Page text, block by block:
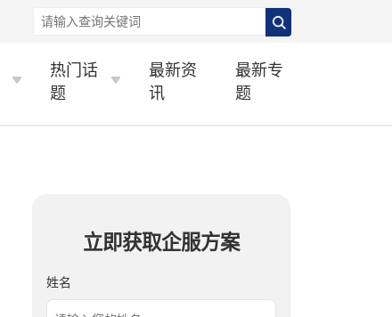
热门话
题
最新资
讯
最新专
题
立即获取企服方案
姓名